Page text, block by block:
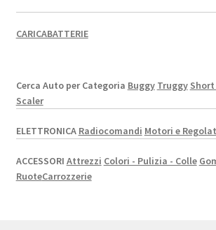
CARICABATTERIE
Cerca Auto per Categoria Buggy Truggy Short
Scaler
ELETTRONICA Radiocomandi Motori e
ACCESSORI Attrezzi Colori - Pulizia - Colle
RuoteCarrozzerie